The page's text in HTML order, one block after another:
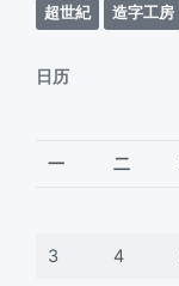
超世紀
造字工房
日历
一 二
3 4